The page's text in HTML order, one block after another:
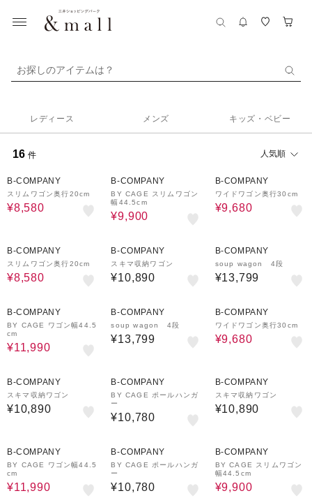
お探しのアイテムは？
レディース メンズ キッズ・ベビー
16 件 人気順
B-COMPANY
スリムワゴン奥行20cm
¥8,580
B-COMPANY
BY CAGE スリムワゴン
幅44.5cm
¥9,900
B-COMPANY
ワイドワゴン奥行30cm
¥9,680
B-COMPANY
スリムワゴン奥行20cm
¥8,580
B-COMPANY
スキマ収納ワゴン
¥10,890
B-COMPANY
soup wagon 4段
¥13,799
B-COMPANY
BY CAGE ワゴン幅44.5
cm
¥11,990
B-COMPANY
soup wagon 4段
¥13,799
B-COMPANY
ワイドワゴン奥行30cm
¥9,680
B-COMPANY
スキマ収納ワゴン
¥10,890
B-COMPANY
BY CAGE ポールハンガ
ー
¥10,780
B-COMPANY
スキマ収納ワゴン
¥10,890
B-COMPANY
BY CAGE ワゴン幅44.5
cm
¥11,990
B-COMPANY
BY CAGE ポールハンガ
ー
¥10,780
B-COMPANY
BY CAGE スリムワゴン
幅44.5cm
¥9,900